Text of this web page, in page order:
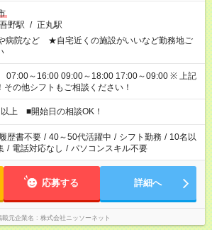
野駅 / 正丸駅
病院など ★自宅近くの施設がいいなど勤務地ご
07:00～16:00 09:00～18:00 17:00～09:00 ※ 上記
その他シフトもご相談ください！
上 ■開始日の相談OK！
履歴書不要 / 40～50代活躍中 / シフト勤務 / 10名以
/ 電話対応なし / パソコンスキル不要
応募する 詳細へ
載元企業名 株式会社ニッソーネット